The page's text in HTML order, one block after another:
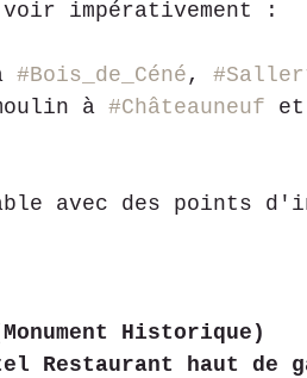
impérativement :
#Bois_de_Céné ,
à #Châteauneuf
avec des points
Historique)
Restaurant haut de